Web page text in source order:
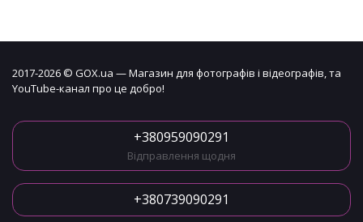
2017-2026 © GOX.ua — Магазин для фотографів і відеографів, та
YouTube-канал про це добро!
+380959090291
Відправлення щодня
+380739090291